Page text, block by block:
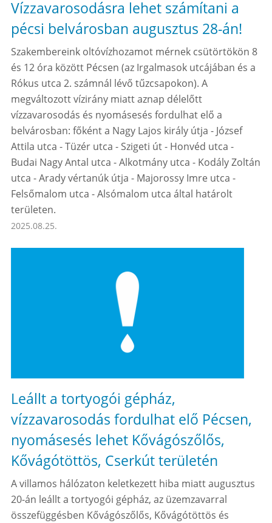
Vízzavarosodásra lehet számítani a
pécsi belvárosban augusztus 28-án!
Szakembereink oltóvízhozamot mérnek csütörtökön 8
és 12 óra között Pécsen (az Irgalmasok utcájában és a
Rókus utca 2. számnál lévő tűzcsapokon). A
megváltozott vízirány miatt aznap délelőtt
vízzavarosodás és nyomásesés fordulhat elő a
belvárosban: főként a Nagy Lajos király útja - József
Attila utca - Tüzér utca - Szigeti út - Honvéd utca -
Budai Nagy Antal utca - Alkotmány utca - Kodály Zoltán
utca - Arady vértanúk útja - Majorossy Imre utca -
Felsőmalom utca - Alsómalom utca által határolt
területen.
2025.08.25.
Leállt a tortyogói gépház,
vízzavarosodás fordulhat elő Pécsen,
nyomásesés lehet Kővágószőlős,
Kővágótöttös, Cserkút területén
A villamos hálózaton keletkezett hiba miatt augusztus
20-án leállt a tortyogói gépház, az üzemzavarral
összefüggésben Kővágószőlős, Kővágótöttös és